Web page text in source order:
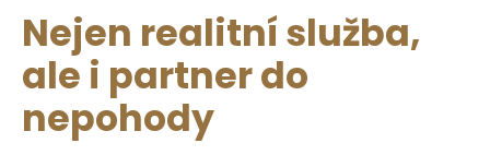
Nejen realitní služba,
ale i partner do
nepohody